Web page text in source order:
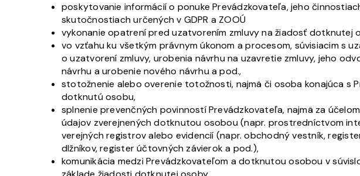
poskytovanie informácií o ponuke Prevádzkovateľa, jeho
skutočnostiach určených v GDPR a ZOOÚ
vykonanie opatrení pred uzatvorením zmluvy na žiadosť dotknutej
vo vzťahu ku všetkým právnym úkonom a procesom, súvisiacim s
o uzatvorení zmluvy, urobenia návrhu na uzavretie zmluvy, jeho
návrhu a urobenie nového návrhu a pod.,
stotožnenie alebo overenie totožnosti, najmä či osoba konajúca
dotknutú osobu,
splnenie prevenčných povinností Prevádzkovateľa, najmä za
údajov zverejnených dotknutou osobou (napr. prostredníctvom
verejných registrov alebo evidencií (napr. obchodný vestník,
dlžníkov, register účtovných závierok a pod.),
komunikácia medzi Prevádzkovateľom a dotknutou osobou v